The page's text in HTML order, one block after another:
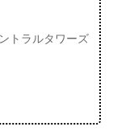
トラルタワーズ